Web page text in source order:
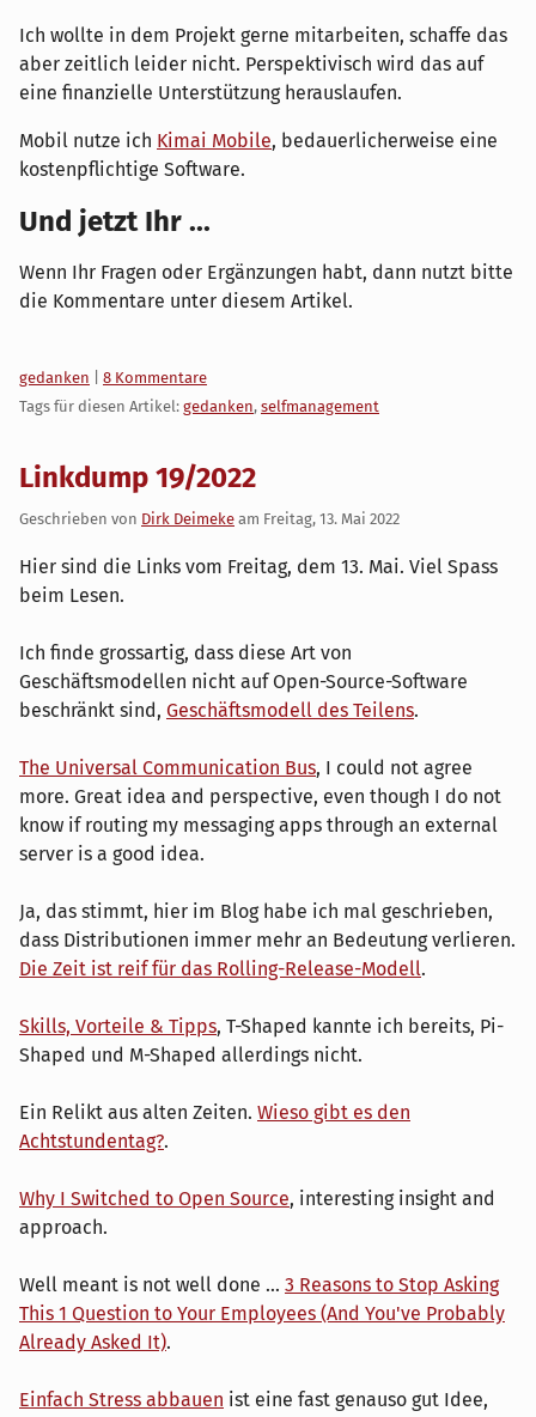
Ich wollte in dem Projekt gerne mitarbeiten, schaffe das
aber zeitlich leider nicht. Perspektivisch wird das auf
eine finanzielle Unterstützung herauslaufen.
Mobil nutze ich Kimai Mobile, bedauerlicherweise eine
kostenpflichtige Software.
Und jetzt Ihr ...
Wenn Ihr Fragen oder Ergänzungen habt, dann nutzt bitte
die Kommentare unter diesem Artikel.
Kategorien:
gedanken
8 Kommentare
Tags für diesen Artikel: gedanken, selfmanagement
Linkdump 19/2022
Geschrieben von Dirk Deimeke am Freitag, 13. Mai 2022
Hier sind die Links vom Freitag, dem 13. Mai. Viel Spass
beim Lesen.
Ich finde grossartig, dass diese Art von
Geschäftsmodellen nicht auf Open-Source-Software
beschränkt sind, Geschäftsmodell des Teilens.
The Universal Communication Bus, I could not agree
more. Great idea and perspective, even though I do not
know if routing my messaging apps through an external
server is a good idea.
Ja, das stimmt, hier im Blog habe ich mal geschrieben,
dass Distributionen immer mehr an Bedeutung verlieren.
Die Zeit ist reif für das Rolling-Release-Modell.
Skills, Vorteile & Tipps, T-Shaped kannte ich bereits, Pi-
Shaped und M-Shaped allerdings nicht.
Ein Relikt aus alten Zeiten. Wieso gibt es den
Achtstundentag?.
Why I Switched to Open Source, interesting insight and
approach.
Well meant is not well done ... 3 Reasons to Stop Asking
This 1 Question to Your Employees (And You've Probably
Already Asked It).
Einfach Stress abbauen ist eine fast genauso gut Idee,